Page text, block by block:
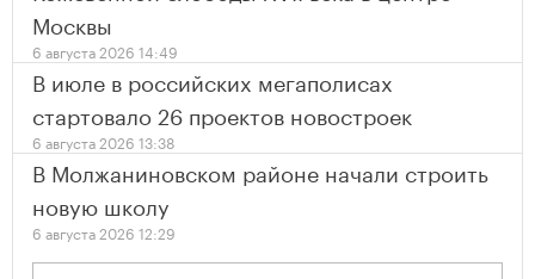
Москвы
6 августа 2026 14:49
В июле в российских мегаполисах
стартовало 26 проектов новостроек
6 августа 2026 13:38
В Молжаниновском районе начали строить
новую школу
6 августа 2026 12:29